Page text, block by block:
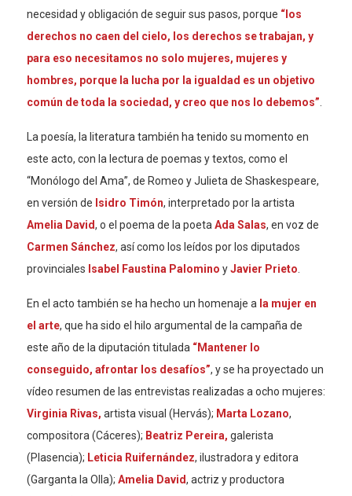
necesidad y obligación de seguir sus pasos, porque “los
derechos no caen del cielo, los derechos se trabajan, y
para eso necesitamos no solo mujeres, mujeres y
hombres, porque la lucha por la igualdad es un objetivo
común de toda la sociedad, y creo que nos lo debemos”.
La poesía, la literatura también ha tenido su momento en
este acto, con la lectura de poemas y textos, como el
“Monólogo del Ama”, de Romeo y Julieta de Shaskespeare,
en versión de Isidro Timón, interpretado por la artista
Amelia David, o el poema de la poetaAda Salas, en voz de
Carmen Sánchez, así como los leídos por los diputados
provinciales Isabel Faustina Palomino yJavier Prieto.
En el acto también se ha hecho un homenaje ala mujer en
el arte, que ha sido el hilo argumental de la campaña de
este año de la diputación titulada “Mantener lo
conseguido, afrontar los desafíos”, y se ha proyectado un
vídeo resumen de las entrevistas realizadas a ocho mujeres:
Virginia Rivas, artista visual (Hervás); Marta Lozano,
compositora (Cáceres); Beatriz Pereira, galerista
(Plasencia); Leticia Ruifernández, ilustradora y editora
(Garganta la Olla); Amelia David, actriz y productora